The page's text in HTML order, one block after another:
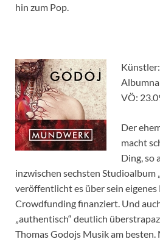
hin zum Pop.
Künstler:
VÖ:
Der
macht
Ding, so
inzwischen sechsten Studioalbum
veröffentlicht es über sein eigenes
Crowdfunding finanziert. Und
„authentisch“ deutlich
Thomas Godojs Musik am